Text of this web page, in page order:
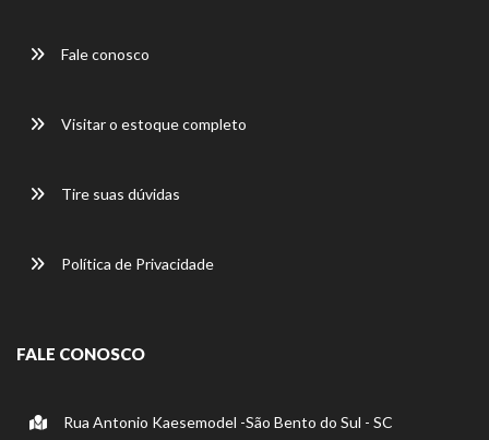
Fale conosco
Visitar o estoque completo
Tire suas dúvidas
Política de Privacidade
FALE CONOSCO
Rua Antonio Kaesemodel -São Bento do Sul - SC